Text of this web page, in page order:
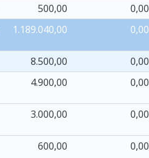
500,00 0,00
1.189.040,00 0,00
8.500,00 0,00
4.900,00 0,00
3.000,00 0,00
600,00 0,00